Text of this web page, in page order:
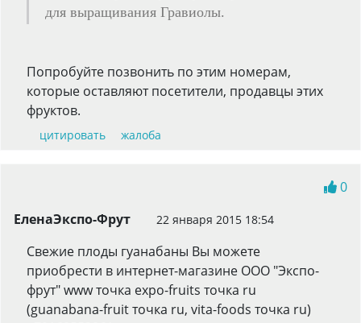
для выращивания Гравиолы.
Попробуйте позвонить по этим номерам,
которые оставляют посетители, продавцы этих
фруктов.
цитировать жалоба
0
ЕленаЭкспо-Фрут
22 января 2015 18:54
Свежие плоды гуанабаны Вы можете
приобрести в интернет-магазине ООО "Экспо-
фрут" www точка expo-fruits точка ru
(guanabana-fruit точка ru, vita-foods точка ru)